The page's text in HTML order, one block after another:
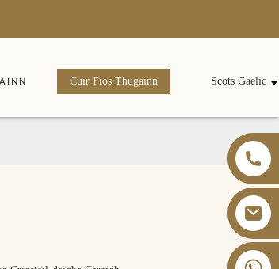
Cuir Fios Thugainn Scots Gaelic